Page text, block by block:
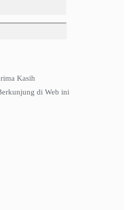
Kasih
di Web ini